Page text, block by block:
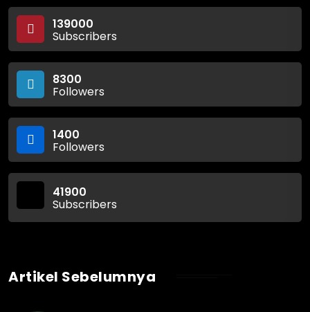
139000
Subscribers
8300
Followers
1400
Followers
41900
Subscribers
Artikel Sebelumnya